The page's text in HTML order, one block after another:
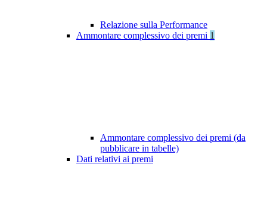
Relazione sulla Performance
Ammontare complessivo dei premi 1
Ammontare complessivo dei premi (da
pubblicare in tabelle)
Dati relativi ai premi